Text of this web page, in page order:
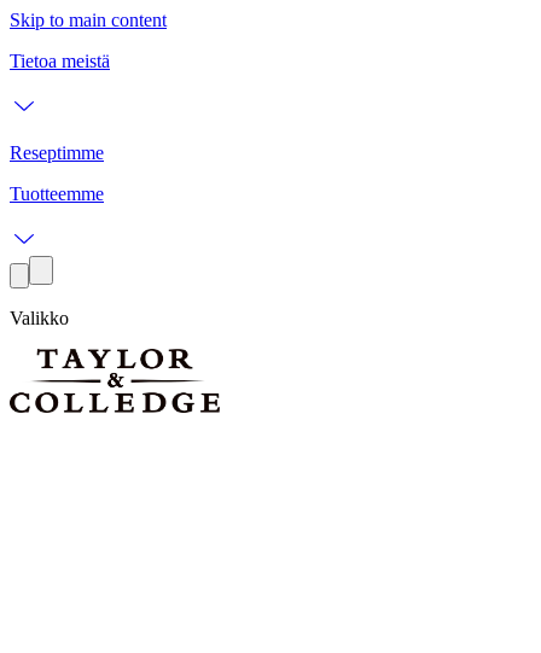
Skip to main content
Tietoa meistä
Reseptimme
Tuotteemme
Valikko